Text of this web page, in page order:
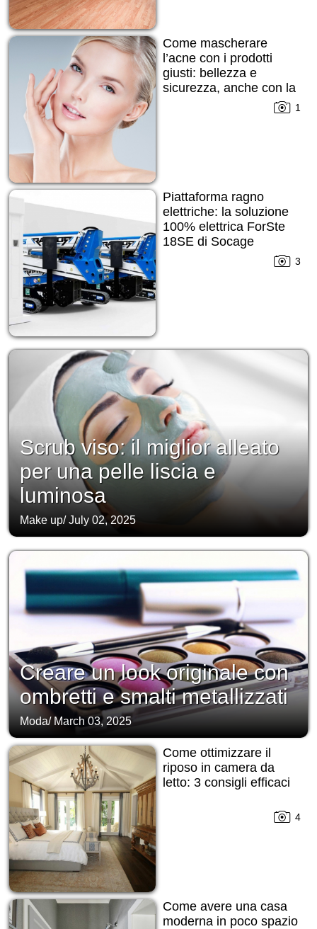
Come mascherare
l’acne con i prodotti
giusti: bellezza e
sicurezza, anche con la
1
Piattaforma ragno
elettriche: la soluzione
100% elettrica ForSte
18SE di Socage
3
Scrub viso: il miglior alleato
per una pelle liscia e
luminosa
Make up/July 02, 2025
Creare un look originale con
ombretti e smalti metallizzati
Moda/ March 03, 2025
Come ottimizzare il
riposo in camera da
letto: 3 consigli efficaci
4
Come avere una casa
moderna in poco spazio